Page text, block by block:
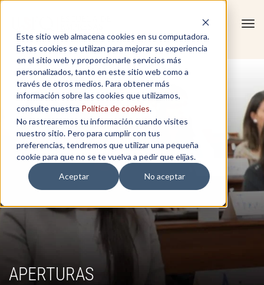
Este sitio web almacena cookies en su computadora.
Estas cookies se utilizan para mejorar su experiencia
en el sitio web y proporcionarle servicios más
personalizados, tanto en este sitio web como a
través de otros medios. Para obtener más
información sobre las cookies que utilizamos,
consulte nuestra Política de cookies.
No rastrearemos tu información cuando visites
nuestro sitio. Pero para cumplir con tus
preferencias, tendremos que utilizar una pequeña
cookie para que no se te vuelva a pedir que elijas.
Aceptar
No aceptar
APERTURAS